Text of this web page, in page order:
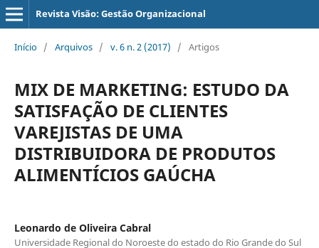
Revista Visão: Gestão Organizacional
Início / Arquivos / v. 6 n. 2 (2017) / Artigos
MIX DE MARKETING: ESTUDO DA
SATISFAÇÃO DE CLIENTES
VAREJISTAS DE UMA
DISTRIBUIDORA DE PRODUTOS
ALIMENTÍCIOS GAÚCHA
Leonardo de Oliveira Cabral
Universidade Regional do Noroeste do estado do Rio Grande do Sul